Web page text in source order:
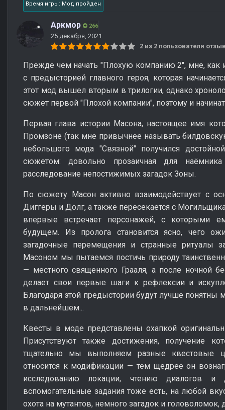
Время игры: Мод пройден
Аркмор 266
25 декабря, 2021
2 из 2 пользователя
Прежде чем начать "Плохую компанию 2", мне, как
с предысторией главного героя, которая
этот мод вышел вторым в трилогии, однако
сюжет первой "Плохой компании", поэтому и
Первая глава истории Масона, настоящее имя
Промзоне (так мне привычнее называть
небольшого мода "Связной" получился
сюжетом: довольно прозаичная для
расследование непостижимых загадок Зоны.
По сюжету Масон активно взаимодействует с
Диггеры и Долг, а также пересекается с
впервые встречает персонажей, с которыми
будущем. Из пролога становится ясно, чего
загадочные перемещения и странные ритуалы
Масоном мы пытаемся постичь природу
— местного священного Грааля, а после ночной
делает свои первые шаги к рефлексии и
Благодаря этой предыстории будут лучше
в дальнейшем...
Квесты в моде представлены охапкой
Присутствуют также достижения, получение
тщательно мы выполняем разные квестовые
относится к модификации — тем щедрее он
исследованию локации, чтению диалогов и
вспомогательные задания тоже есть, на любой
охота на мутантов, немного загадок и головоломок,